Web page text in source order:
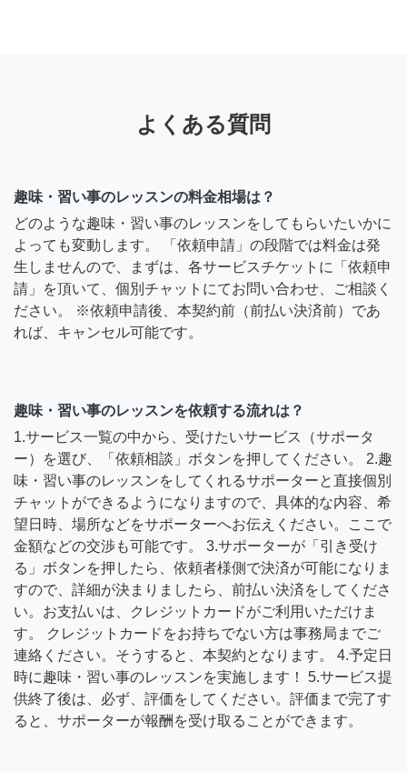
よくある質問
趣味・習い事のレッスンの料金相場は？
どのような趣味・習い事のレッスンをしてもらいたいかに
よっても変動します。 「依頼申請」の段階では料金は発
生しませんので、まずは、各サービスチケットに「依頼申
請」を頂いて、個別チャットにてお問い合わせ、ご相談く
ださい。 ※依頼申請後、本契約前（前払い決済前）であ
れば、キャンセル可能です。
趣味・習い事のレッスンを依頼する流れは？
1.サービス一覧の中から、受けたいサービス（サポータ
ー）を選び、「依頼相談」ボタンを押してください。 2.趣
味・習い事のレッスンをしてくれるサポーターと直接個別
チャットができるようになりますので、具体的な内容、希
望日時、場所などをサポーターへお伝えください。ここで
金額などの交渉も可能です。 3.サポーターが「引き受け
る」ボタンを押したら、依頼者様側で決済が可能になりま
すので、詳細が決まりましたら、前払い決済をしてくださ
い。お支払いは、クレジットカードがご利用いただけま
す。 クレジットカードをお持ちでない方は事務局までご
連絡ください。そうすると、本契約となります。 4.予定日
時に趣味・習い事のレッスンを実施します！ 5.サービス提
供終了後は、必ず、評価をしてください。評価まで完了す
ると、サポーターが報酬を受け取ることができます。